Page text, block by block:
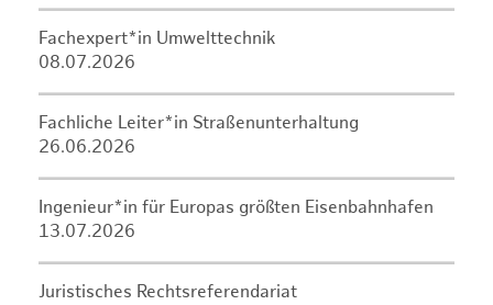
Fachexpert*in Umwelttechnik
08.07.2026
Fachliche Leiter*in Straßenunterhaltung
26.06.2026
Ingenieur*in für Europas größten Eisenbahnhafen
13.07.2026
Juristisches Rechtsreferendariat